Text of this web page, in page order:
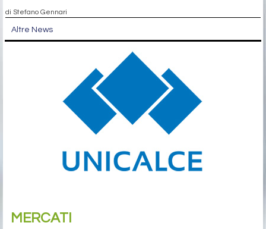
di Stefano Gennari
Altre News
MERCATI